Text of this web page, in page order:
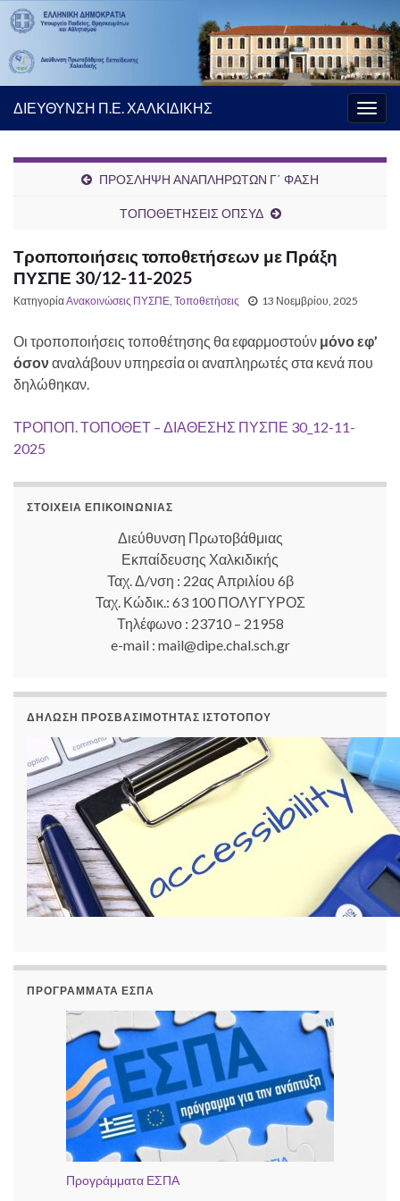
ΔΙΕΥΘΥΝΣΗ Π.Ε. ΧΑΛΚΙΔΙΚΗΣ
ΠΡΟΣΛΗΨΗ ΑΝΑΠΛΗΡΩΤΩΝ Γ΄ ΦΑΣΗ
ΤΟΠΟΘΕΤΗΣΕΙΣ ΟΠΣΥΔ
Τροποποιήσεις τοποθετήσεων με Πράξη
ΠΥΣΠΕ 30/12-11-2025
ΚατηγορίαΑνακοινώσεις ΠΥΣΠΕ Τοποθετήσεις 13 Νοεμβρίου, 2025
Οι τροποποιήσεις τοποθέτησης θα εφαρμοστούν μόνο εφ’
όσοναναλάβουν υπηρεσία οι αναπληρωτές στα κενά που
δηλώθηκαν.
ΤΡΟΠΟΠ. ΤΟΠΟΘΕΤ – ΔΙΑΘΕΣΗΣ ΠΥΣΠΕ 30_12-11-
2025
ΣΤΟΙΧΕΊΑ ΕΠΙΚΟΙΝΩΝΊΑΣ
Διεύθυνση Πρωτοβάθμιας
Εκπαίδευσης Χαλκιδικής
Ταχ. Δ/νση : 22ας Απριλίου 6β
Ταχ. Κώδικ.: 63 100 ΠΟΛΥΓΥΡΟΣ
Τηλέφωνο : 23710 – 21958
e-mail : mail@dipe.chal.sch.gr
ΔΉΛΩΣΗ ΠΡΟΣΒΑΣΙΜΌΤΗΤΑΣ ΙΣΤΟΤΌΠΟΥ
ΠΡΟΓΡΆΜΜΑΤΑ ΕΣΠΑ
Προγράμματα ΕΣΠΑ